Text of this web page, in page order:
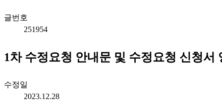
글번호
251954
1차 수정요청 안내문 및 수정요청 신청서
수정일
2023.12.28